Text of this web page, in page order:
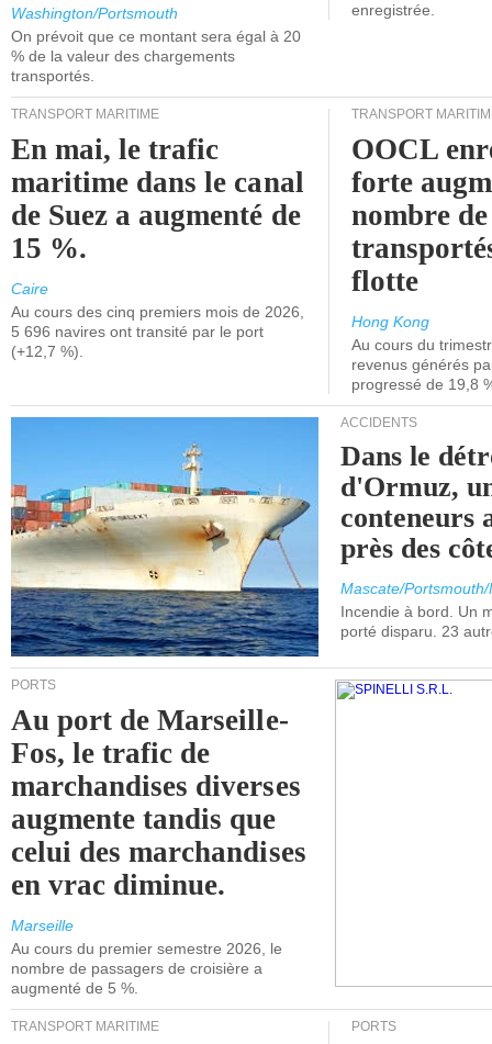
Washington/Portsmouth
On prévoit que ce montant sera égal à 20
% de la valeur des chargements
transportés.
enregistrée.
TRANSPORT MARITIME
En mai, le trafic
maritime dans le canal
de Suez a augmenté de
15 %.
Caire
Au cours des cinq premiers mois de 2026,
5 696 navires ont transité par le port
(+12,7 %).
TRANSPORT
OOCL
forte
nombre
flotte
Hong Kong
Au cours du
revenus générés
progressé de 19,8
ACCIDENTS
Dans le
d'Ormuz,
conteneurs
près des
Mascate/
Incendie à bord. Un
porté disparu. 23
PORTS
Au port de Marseille-
Fos, le trafic de
marchandises diverses
augmente tandis que
celui des marchandises
en vrac diminue.
Marseille
Au cours du premier semestre 2026, le
nombre de passagers de croisière a
augmenté de 5 %.
TRANSPORT MARITIME PORTS